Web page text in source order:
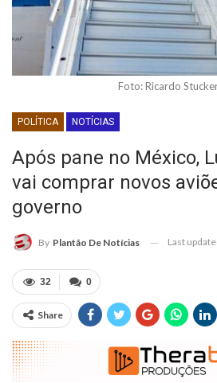
Foto: Ricardo
POLÍTICA NOTÍCIAS
Após pane no México,
vai comprar novos
governo
By Plantão De Notícias Last
0
32
Share